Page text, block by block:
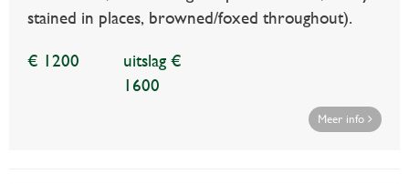
stained in places, browned/foxed throughout).
€ 1200
uitslag €
1600
Meer info